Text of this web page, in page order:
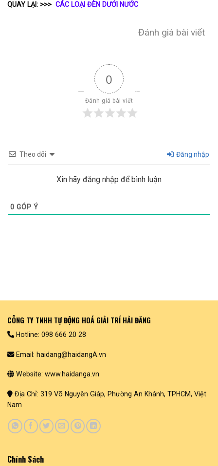
QUAY LẠI: >>> CÁC LOẠI ĐÈN DƯỚI NƯỚC
Đánh giá bài viết
0
Đánh giá bài viết
Theo dõi Đăng nhập
Xin hãy đăng nhập để bình luận
0 GÓP Ý
CÔNG TY TNHH TỰ ĐỘNG HOÁ GIẢI TRÍ HẢI ĐĂNG
Hotline: 098 666 20 28
Email: haidang@haidangA.vn
Website: www.haidanga.vn
Địa Chỉ: 319 Võ Nguyên Giáp, Phường An Khánh, TPHCM, Việt
Nam
Chính Sách